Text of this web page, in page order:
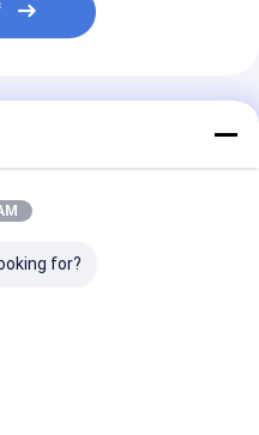
for?